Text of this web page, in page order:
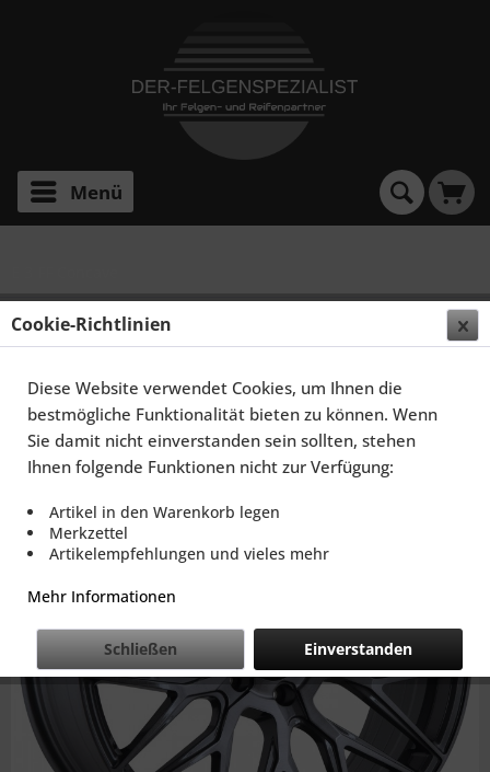
Menü
ELEGANCE WHEELS E 3 FF CONCAVE 9,5X21 5X112
ET35 TITANIUM BRUSHED
Cookie-Richtlinien
Diese Website verwendet Cookies, um Ihnen die
bestmögliche Funktionalität bieten zu können. Wenn
Sie damit nicht einverstanden sein sollten, stehen
Ihnen folgende Funktionen nicht zur Verfügung:
Artikel in den Warenkorb legen
Merkzettel
Artikelempfehlungen und vieles mehr
Mehr Informationen
Einverstanden
Schließen